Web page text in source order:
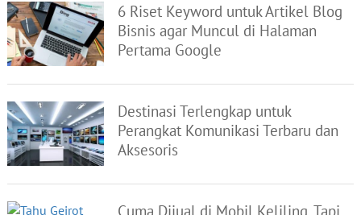
6 Riset Keyword untuk Artikel Blog
Bisnis agar Muncul di Halaman
Pertama Google
Destinasi Terlengkap untuk
Perangkat Komunikasi Terbaru dan
Aksesoris
Cuma Dijual di Mobil Keliling, Tapi